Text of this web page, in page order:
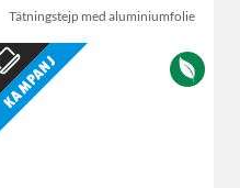
Tätningstejp med aluminiumfolie
Kampanj